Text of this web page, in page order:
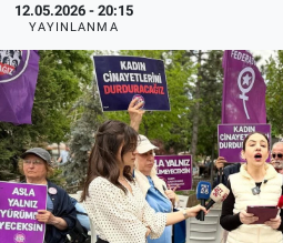
12.05.2026 - 20:15
YAYINLANMA
Alış-Veriş/İş dünyası
Kültür Sanat
Politika
Bilecik
Kütahya